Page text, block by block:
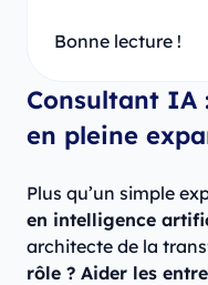
Bonne lecture !
Consultant IA
en pleine
Plus qu’un simple
en intelligence
architecte de la
rôle ? Aider les